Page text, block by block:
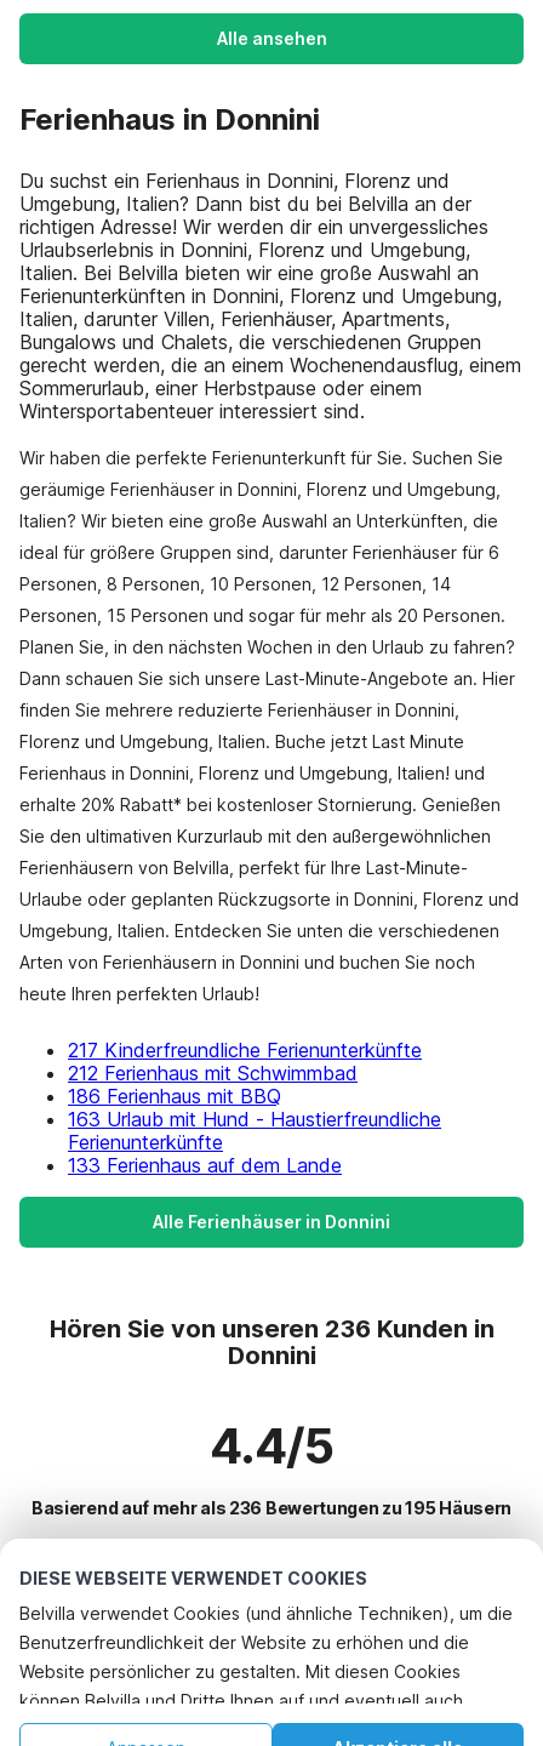
DIESE WEBSEITE VERWENDET COOKIES
Belvilla verwendet Cookies (und ähnliche Techniken), um die
Benutzerfreundlichkeit der Website zu erhöhen und die
Website persönlicher zu gestalten. Mit diesen Cookies
können Belvilla und Dritte Ihnen auf und eventuell auch
außerhalb unserer Website folgen, um Werbung Ihren
Alle ansehen
Ferienhaus in Donnini
Du suchst ein Ferienhaus in Donnini, Florenz und
Umgebung, Italien? Dann bist du bei Belvilla an der
richtigen Adresse! Wir werden dir ein unvergessliches
Urlaubserlebnis in Donnini, Florenz und Umgebung,
Italien. Bei Belvilla bieten wir eine große Auswahl an
Ferienunterkünften in Donnini, Florenz und Umgebung,
Italien, darunter Villen, Ferienhäuser, Apartments,
Bungalows und Chalets, die verschiedenen Gruppen
gerecht werden, die an einem Wochenendausflug, einem
Sommerurlaub, einer Herbstpause oder einem
Wintersportabenteuer interessiert sind.
Wir haben die perfekte Ferienunterkunft für Sie. Suchen Sie
geräumige Ferienhäuser in Donnini, Florenz und Umgebung,
Italien? Wir bieten eine große Auswahl an Unterkünften, die
ideal für größere Gruppen sind, darunter Ferienhäuser für 6
Personen, 8 Personen, 10 Personen, 12 Personen, 14
Personen, 15 Personen und sogar für mehr als 20 Personen.
Planen Sie, in den nächsten Wochen in den Urlaub zu fahren?
Dann schauen Sie sich unsere Last-Minute-Angebote an. Hier
finden Sie mehrere reduzierte Ferienhäuser in Donnini,
Florenz und Umgebung, Italien. Buche jetzt Last Minute
Ferienhaus in Donnini, Florenz und Umgebung, Italien! und
erhalte 20% Rabatt* bei kostenloser Stornierung. Genießen
Sie den ultimativen Kurzurlaub mit den außergewöhnlichen
Ferienhäusern von Belvilla, perfekt für Ihre Last-Minute-
Urlaube oder geplanten Rückzugsorte in Donnini, Florenz und
Umgebung, Italien. Entdecken Sie unten die verschiedenen
Arten von Ferienhäusern in Donnini und buchen Sie noch
heute Ihren perfekten Urlaub!
217 Kinderfreundliche Ferienunterkünfte
212 Ferienhaus mit Schwimmbad
186 Ferienhaus mit BBQ
163 Urlaub mit Hund - Haustierfreundliche
Ferienunterkünfte
133 Ferienhaus auf dem Lande
Alle Ferienhäuser in Donnini
Hören Sie von unseren 236 Kunden in
Donnini
4.4/5
Basierend auf mehr als 236 Bewertungen zu 195 Häusern
Beliebteste Reiseziele für Urlaub
Top-Städte mit Top-Annehmlichkeiten für den Urlaub
Kinderfreundliche Ferienunterkünfte cerbaia
Kinderfreundliche Ferienunterkünfte scandicci
Beliebte Ausstattungen für Urlaub in Donnini
Kinderfreundliche Ferienunterkünfte
Telefonisch buchen